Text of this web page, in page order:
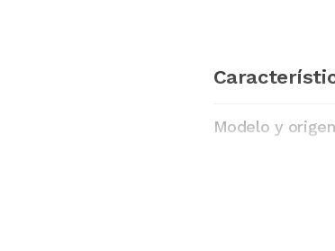
Modelo y origen